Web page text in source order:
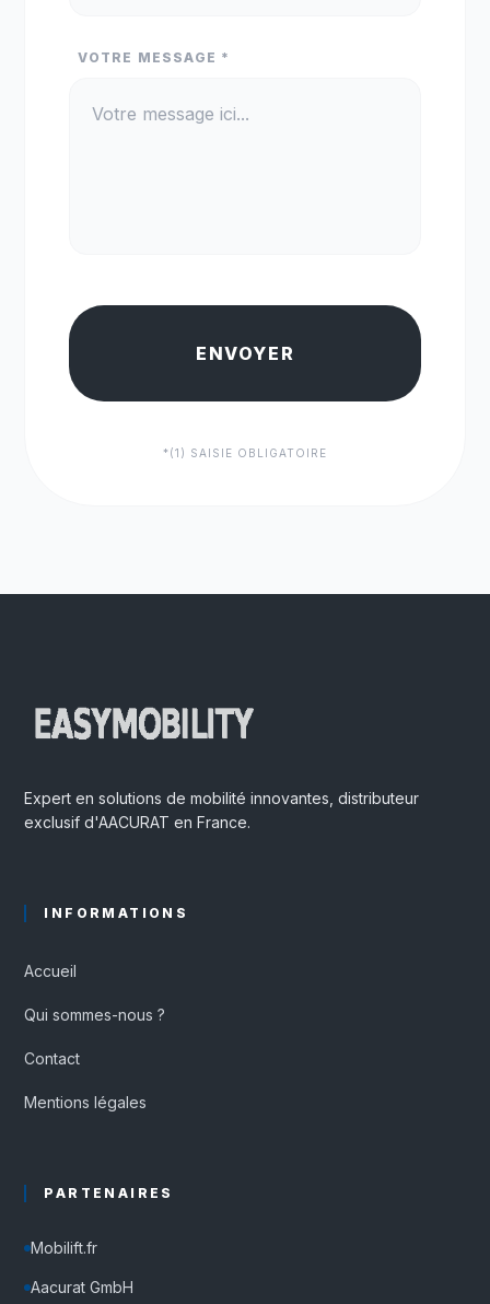
VOTRE MESSAGE *
ENVOYER
*(1) SAISIE OBLIGATOIRE
Expert en solutions de mobilité innovantes, distributeur
exclusif d'AACURAT en France.
INFORMATIONS
Accueil
Qui sommes-nous ?
Contact
Mentions légales
PARTENAIRES
Mobilift.fr
Aacurat GmbH